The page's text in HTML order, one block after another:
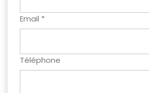
Email *
Téléphone